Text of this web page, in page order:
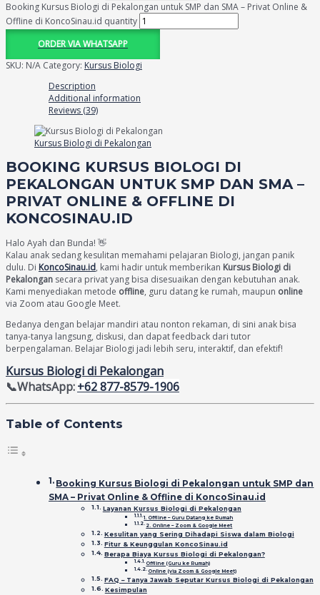
Booking Kursus Biologi di Pekalongan untuk SMP dan SMA – Privat Online &
Offline di KoncoSinau.id quantity
ORDER VIA WHATSAPP
SKU: N/A Category: Kursus Biologi
Description
Additional information
Reviews (39)
Kursus Biologi di Pekalongan
BOOKING KURSUS BIOLOGI DI
PEKALONGAN UNTUK SMP DAN SMA –
PRIVAT ONLINE & OFFLINE DI
KONCOSINAU.ID
Halo Ayah dan Bunda! 👋
Kalau anak sedang kesulitan memahami pelajaran Biologi, jangan panik
dulu. Di KoncoSinau.id, kami hadir untuk memberikan Kursus Biologi di
Pekalongan secara privat yang bisa disesuaikan dengan kebutuhan anak.
Kami menyediakan metode offline, guru datang ke rumah, maupun online
via Zoom atau Google Meet.
Bedanya dengan belajar mandiri atau nonton rekaman, di sini anak bisa
tanya-tanya langsung, diskusi, dan dapat feedback dari tutor
berpengalaman. Belajar Biologi jadi lebih seru, interaktif, dan efektif!
Kursus Biologi di Pekalongan
📞WhatsApp:+62 877-8579-1906
Table of Contents
Booking Kursus Biologi di Pekalongan untuk SMP dan
SMA – Privat Online & Offline di KoncoSinau.id
Layanan Kursus Biologi di Pekalongan
1. Offline – Guru Datang ke Rumah
2. Online – Zoom & Google Meet
Kesulitan yang Sering Dihadapi Siswa dalam Biologi
Fitur & Keunggulan KoncoSinau.id
Berapa Biaya Kursus Biologi di Pekalongan?
Offline (Guru ke Rumah)
Online (via Zoom & Google Meet)
FAQ – Tanya Jawab Seputar Kursus Biologi di Pekalongan
Kesimpulan